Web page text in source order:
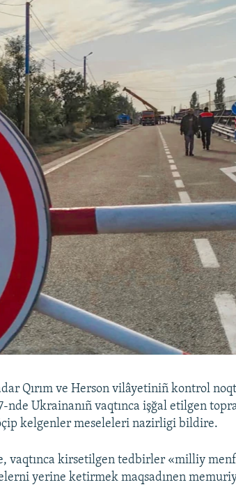
Qırım ve Herson vilâyetiniñ kontrol
nde Ukrainanıñ vaqtınca işğal etilgen
kelgenler meseleleri nazirligi bildire.
vaqtınca kirsetilgen tedbirler «milliy
yerine ketirmek maqsadınen memuriy